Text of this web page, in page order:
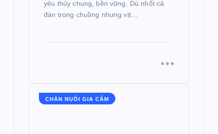
yêu thủy chung, bền vững. Dù nhốt cả
đàn trong chuồng nhưng vịt…
CHĂN NUÔI GIA CẦM